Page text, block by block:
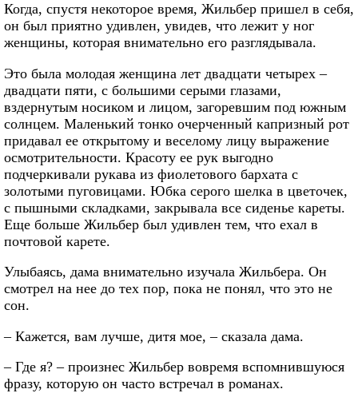
Когда, спустя некоторое время, Жильбер пришел в себя,
он был приятно удивлен, увидев, что лежит у ног
женщины, которая внимательно его разглядывала.
Это была молодая женщина лет двадцати четырех –
двадцати пяти, с большими серыми глазами,
вздернутым носиком и лицом, загоревшим под южным
солнцем. Маленький тонко очерченный капризный рот
придавал ее открытому и веселому лицу выражение
осмотрительности. Красоту ее рук выгодно
подчеркивали рукава из фиолетового бархата с
золотыми пуговицами. Юбка серого шелка в цветочек,
с пышными складками, закрывала все сиденье кареты.
Еще больше Жильбер был удивлен тем, что ехал в
почтовой карете.
Улыбаясь, дама внимательно изучала Жильбера. Он
смотрел на нее до тех пор, пока не понял, что это не
сон.
– Кажется, вам лучше, дитя мое, – сказала дама.
– Где я? – произнес Жильбер вовремя вспомнившуюся
фразу, которую он часто встречал в романах.